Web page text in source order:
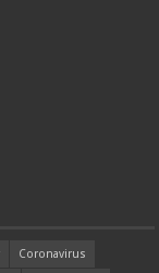
Coronavirus